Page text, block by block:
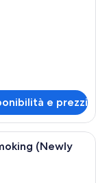
e prezzi
con due letti, una
(Newly